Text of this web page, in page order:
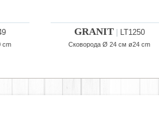
cm
GRANIT LT1250
Сковорода Ø 24 см ø24 cm